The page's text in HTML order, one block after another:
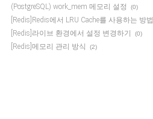
(PostgreSQL) work_mem 메모리 설정 (0)
[Redis]Redis에서 LRU Cache를 사용하는 방법
[Redis]라이브 환경에서 설정 변경하기 (0)
[Redis]메모리 관리 방식 (2)